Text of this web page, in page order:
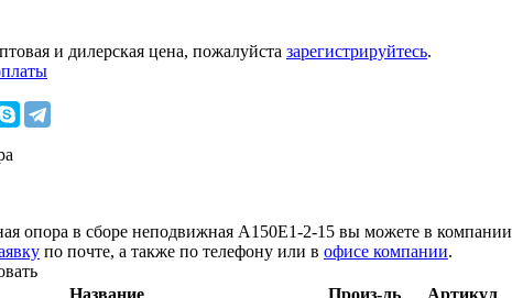
и дилерская цена, пожалуйста зарегистрируйтесь.
опора в сборе неподвижная А150Е1-2-15 вы можете в компании
по почте, а также по телефону или в офисе компании.